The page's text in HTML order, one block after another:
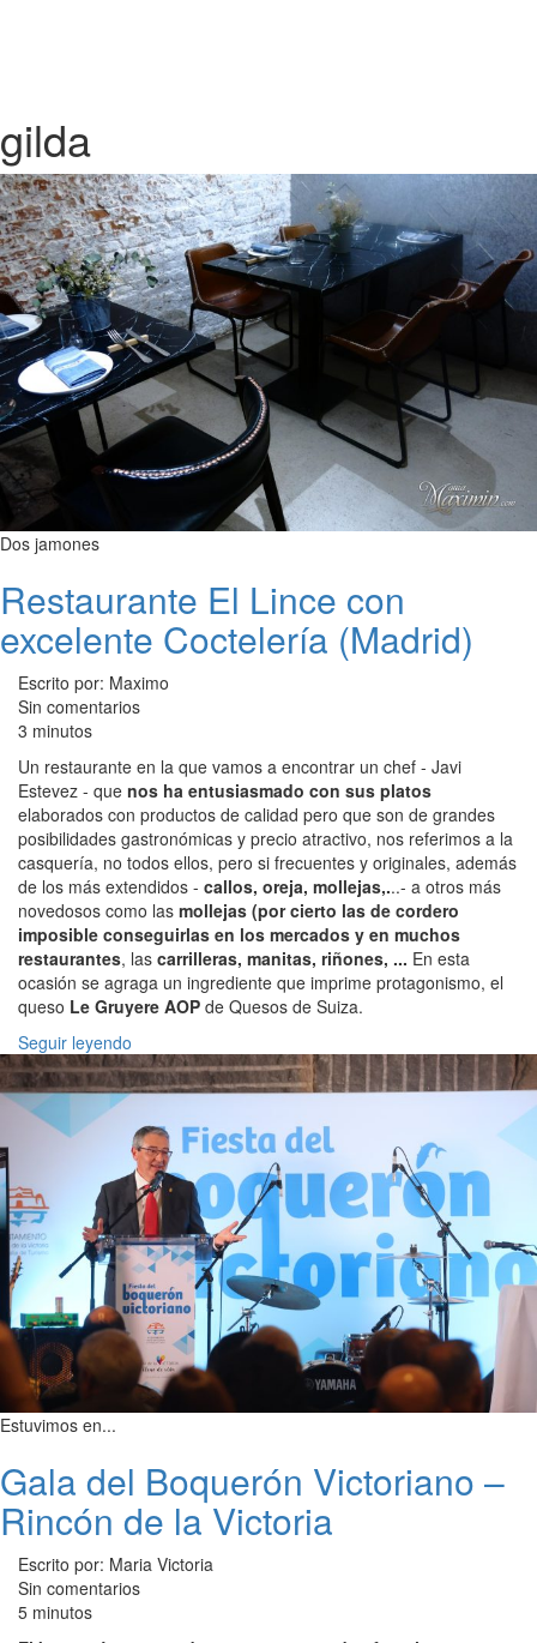
gilda
Dos jamones
Restaurante El Lince con
excelente Coctelería (Madrid)
Escrito por: Maximo
Sin comentarios
3 minutos
Un restaurante en la que vamos a encontrar un chef - Javi
Estevez - que nos ha entusiasmado con sus platos
elaborados con productos de calidad pero que son de grandes
posibilidades gastronómicas y precio atractivo, nos referimos a la
casquería, no todos ellos, pero si frecuentes y originales, además
de los más extendidos - callos, oreja, mollejas,...- a otros más
novedosos como las mollejas (por cierto las de cordero
imposible conseguirlas en los mercados y en muchos
restaurantes, las carrilleras, manitas, riñones, ... En esta
ocasión se agraga un ingrediente que imprime protagonismo, el
queso Le Gruyere AOP de Quesos de Suiza.
Seguir leyendo
Estuvimos en...
Gala del Boquerón Victoriano –
Rincón de la Victoria
Escrito por: Maria Victoria
Sin comentarios
5 minutos